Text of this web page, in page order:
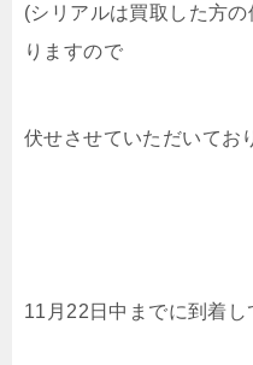
(シリアルは買取した方
りますので
伏せさせていただいてお
11月22日中までに到着し